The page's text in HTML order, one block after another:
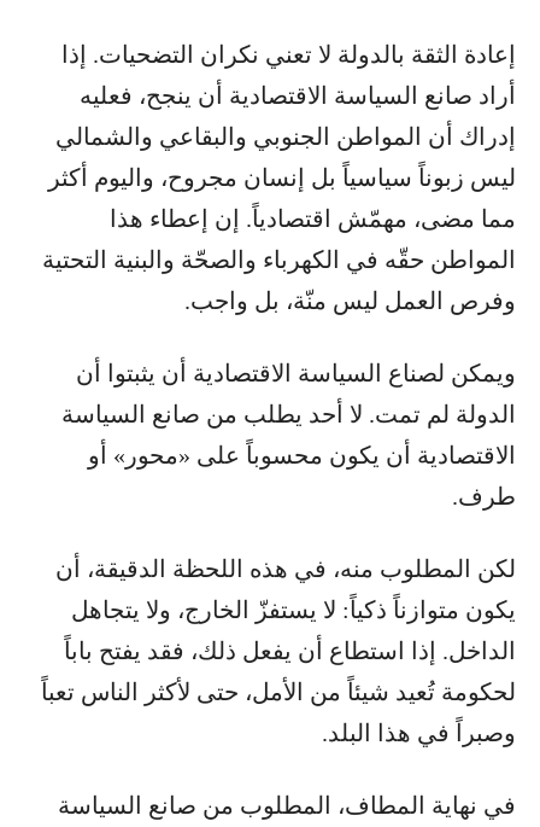
إعادة الثقة بالدولة لا تعني نكران التضحيات. إذا
أراد صانع السياسة الاقتصادية أن ينجح، فعليه
إدراك أن المواطن الجنوبي والبقاعي والشمالي
ليس زبوناً سياسياً بل إنسان مجروح، واليوم أكثر
مما مضى، مهمّش اقتصادياً. إن إعطاء هذا
المواطن حقّه في الكهرباء والصحّة والبنية التحتية
وفرص العمل ليس منّة، بل واجب.
ويمكن لصناع السياسة الاقتصادية أن يثبتوا أن
الدولة لم تمت. لا أحد يطلب من صانع السياسة
الاقتصادية أن يكون محسوباً على «محور» أو
طرف.
لكن المطلوب منه، في هذه اللحظة الدقيقة، أن
يكون متوازناً ذكياً: لا يستفزّ الخارج، ولا يتجاهل
الداخل. إذا استطاع أن يفعل ذلك، فقد يفتح باباً
لحكومة تُعيد شيئاً من الأمل، حتى لأكثر الناس تعباً
وصبراً في هذا البلد.
في نهاية المطاف، المطلوب من صانع السياسة